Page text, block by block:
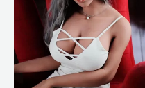
a
través
de